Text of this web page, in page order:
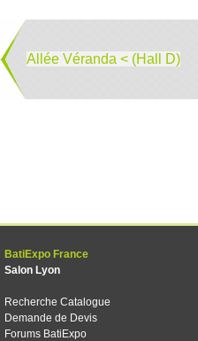
Allée Véranda < (Hall D)
BatiExpo France
Salon Lyon
Recherche Catalogue
Demande de Devis
Forums BatiExpo